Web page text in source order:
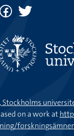
on a work at